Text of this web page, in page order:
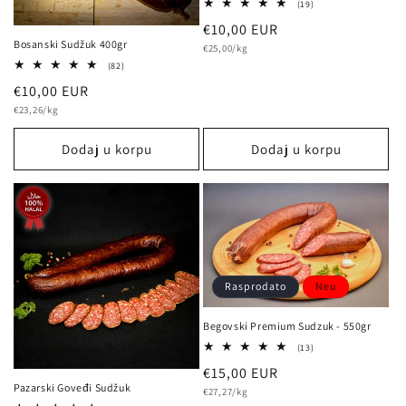
Bosanski Sudžuk 400gr
(82)82
Normalna
cijena
€10,00 EUR
osnovna
€23,26/kg
Dodaj u korpu
(19)19
Normalna
cijena
€10,00 EUR
osnovna
€25,00/kg
Dodaj u korpu
Pazarski Goveđi Sudžuk
Rasprodato Neu
Begovski Premium Sudzuk - 550gr
(13)13
Normalna
cijena
€15,00 EUR
osnovna
€27,27/kg